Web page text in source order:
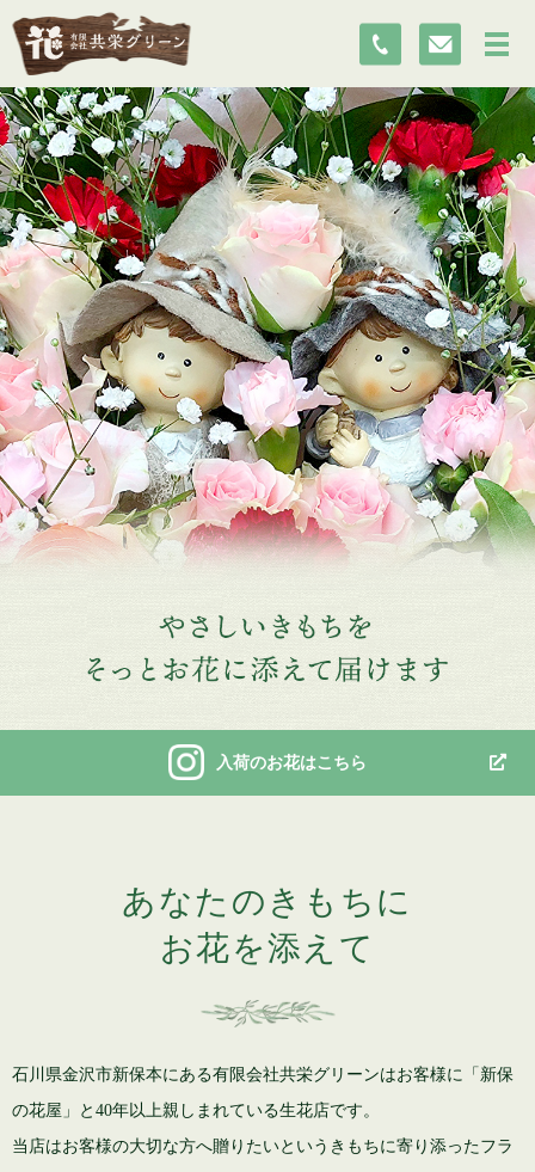
入荷のお花はこちら
あなたのきもちに
お花を添えて
石川県金沢市新保本にある有限会社共栄グリーンはお客様に「新保
の花屋」と40年以上親しまれている生花店です。
当店はお客様の大切な方へ贈りたいというきもちに寄り添ったフラ